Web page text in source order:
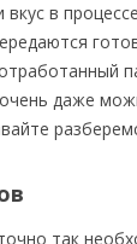
в
даже
так